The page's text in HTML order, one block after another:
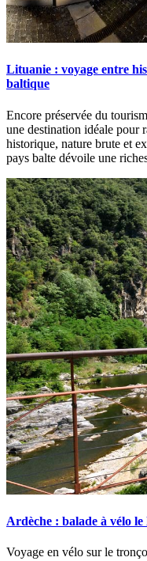
Lituanie : voyage entre
baltique
Encore préservée du
une destination idéale pour
historique, nature brute et
pays balte dévoile une
Ardèche : balade à vélo
Voyage en vélo sur le